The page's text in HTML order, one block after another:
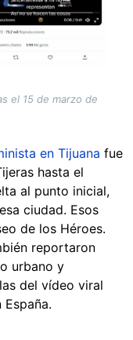
el 15 de marzo de
en Tijuana fue
hasta el
al punto inicial,
ciudad. Esos
de los Héroes.
reportaron
urbano y
del vídeo viral